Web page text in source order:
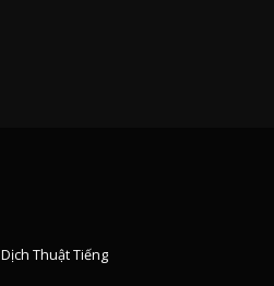
Dịch Thuật Tiếng